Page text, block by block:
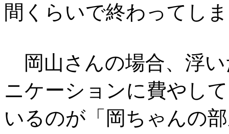
間くらいで終わってし
岡山さんの場合、浮
ニケーションに費やし
いるのが「岡ちゃんの